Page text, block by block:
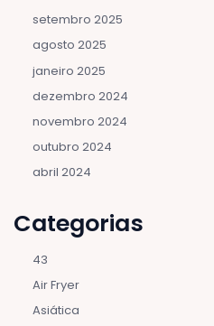
setembro 2025
agosto 2025
janeiro 2025
dezembro 2024
novembro 2024
outubro 2024
abril 2024
Categorias
43
Air Fryer
Asiática